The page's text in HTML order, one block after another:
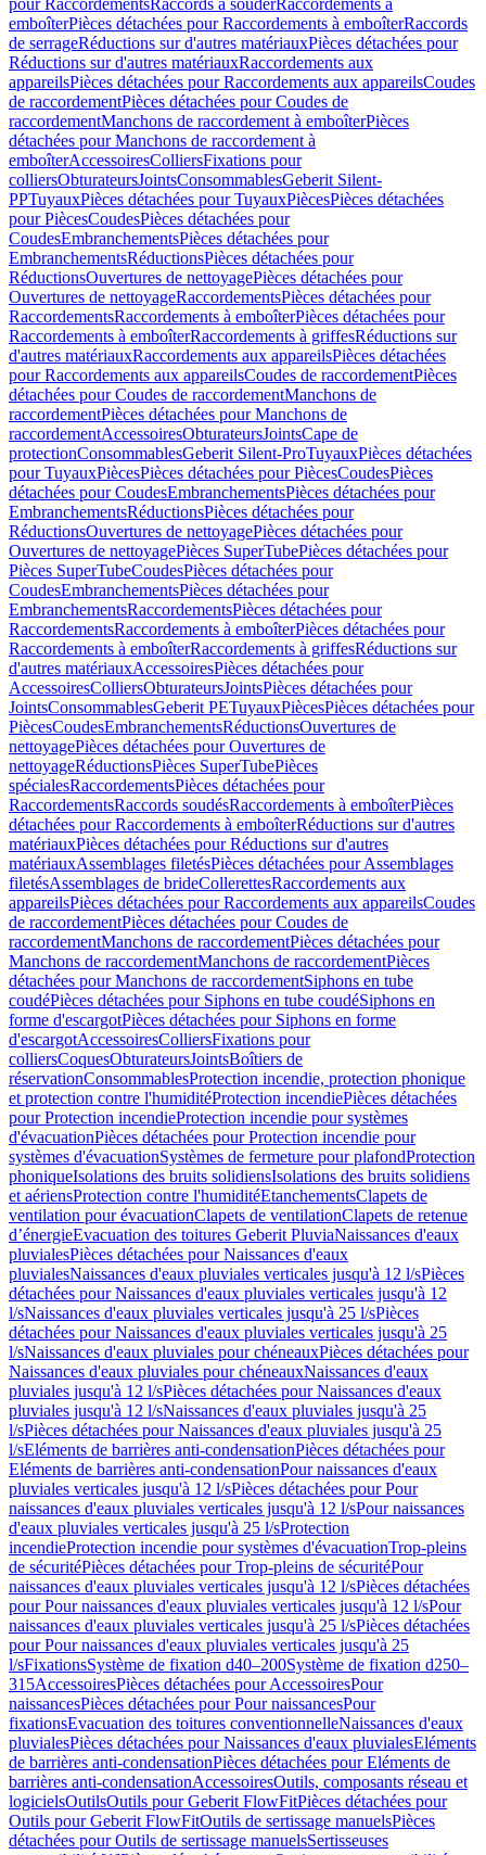
pour RaccordementsRaccords à souderRaccordements à
emboîterPièces détachées pour Raccordements à emboîterRaccords
de serrageRéductions sur d'autres matériauxPièces détachées pour
Réductions sur d'autres matériauxRaccordements aux
appareilsPièces détachées pour Raccordements aux appareilsCoudes
de raccordementPièces détachées pour Coudes de
raccordementManchons de raccordement à emboîterPièces
détachées pour Manchons de raccordement à
emboîterAccessoiresColliersFixations pour
colliersObturateursJointsConsommablesGeberit Silent-
PPTuyauxPièces détachées pour TuyauxPiècesPièces détachées
pour PiècesCoudesPièces détachées pour
CoudesEmbranchementsPièces détachées pour
EmbranchementsRéductionsPièces détachées pour
RéductionsOuvertures de nettoyagePièces détachées pour
Ouvertures de nettoyageRaccordementsPièces détachées pour
RaccordementsRaccordements à emboîterPièces détachées pour
Raccordements à emboîterRaccordements à griffesRéductions sur
d'autres matériauxRaccordements aux appareilsPièces détachées
pour Raccordements aux appareilsCoudes de raccordementPièces
détachées pour Coudes de raccordementManchons de
raccordementPièces détachées pour Manchons de
raccordementAccessoiresObturateursJointsCape de
protectionConsommablesGeberit Silent-ProTuyauxPièces détachées
pour TuyauxPiècesPièces détachées pour PiècesCoudesPièces
détachées pour CoudesEmbranchementsPièces détachées pour
EmbranchementsRéductionsPièces détachées pour
RéductionsOuvertures de nettoyagePièces détachées pour
Ouvertures de nettoyagePièces SuperTubePièces détachées pour
Pièces SuperTubeCoudesPièces détachées pour
CoudesEmbranchementsPièces détachées pour
EmbranchementsRaccordementsPièces détachées pour
RaccordementsRaccordements à emboîterPièces détachées pour
Raccordements à emboîterRaccordements à griffesRéductions sur
d'autres matériauxAccessoiresPièces détachées pour
AccessoiresColliersObturateursJointsPièces détachées pour
JointsConsommablesGeberit PETuyauxPiècesPièces détachées pour
PiècesCoudesEmbranchementsRéductionsOuvertures de
nettoyagePièces détachées pour Ouvertures de
nettoyageRéductionsPièces SuperTubePièces
spécialesRaccordementsPièces détachées pour
RaccordementsRaccords soudésRaccordements à emboîterPièces
détachées pour Raccordements à emboîterRéductions sur d'autres
matériauxPièces détachées pour Réductions sur d'autres
matériauxAssemblages filetésPièces détachées pour Assemblages
filetésAssemblages de brideCollerettesRaccordements aux
appareilsPièces détachées pour Raccordements aux appareilsCoudes
de raccordementPièces détachées pour Coudes de
raccordementManchons de raccordementPièces détachées pour
Manchons de raccordementManchons de raccordementPièces
détachées pour Manchons de raccordementSiphons en tube
coudéPièces détachées pour Siphons en tube coudéSiphons en
forme d'escargotPièces détachées pour Siphons en forme
d'escargotAccessoiresColliersFixations pour
colliersCoquesObturateursJointsBoîtiers de
réservationConsommablesProtection incendie, protection phonique
et protection contre l'humiditéProtection incendiePièces détachées
pour Protection incendieProtection incendie pour systèmes
d'évacuationPièces détachées pour Protection incendie pour
systèmes d'évacuationSystèmes de fermeture pour plafondProtection
phoniqueIsolations des bruits solidiensIsolations des bruits solidiens
et aériensProtection contre l'humiditéEtanchementsClapets de
ventilation pour évacuationClapets de ventilationClapets de retenue
d’énergieEvacuation des toitures Geberit PluviaNaissances d'eaux
pluvialesPièces détachées pour Naissances d'eaux
pluvialesNaissances d'eaux pluviales verticales jusqu'à 12 l/sPièces
détachées pour Naissances d'eaux pluviales verticales jusqu'à 12
l/sNaissances d'eaux pluviales verticales jusqu'à 25 l/sPièces
détachées pour Naissances d'eaux pluviales verticales jusqu'à 25
l/sNaissances d'eaux pluviales pour chéneauxPièces détachées pour
Naissances d'eaux pluviales pour chéneauxNaissances d'eaux
pluviales jusqu'à 12 l/sPièces détachées pour Naissances d'eaux
pluviales jusqu'à 12 l/sNaissances d'eaux pluviales jusqu'à 25
l/sPièces détachées pour Naissances d'eaux pluviales jusqu'à 25
l/sEléments de barrières anti-condensationPièces détachées pour
Eléments de barrières anti-condensationPour naissances d'eaux
pluviales verticales jusqu'à 12 l/sPièces détachées pour Pour
naissances d'eaux pluviales verticales jusqu'à 12 l/sPour naissances
d'eaux pluviales verticales jusqu'à 25 l/sProtection
incendieProtection incendie pour systèmes d'évacuationTrop-pleins
de sécuritéPièces détachées pour Trop-pleins de sécuritéPour
naissances d'eaux pluviales verticales jusqu'à 12 l/sPièces détachées
pour Pour naissances d'eaux pluviales verticales jusqu'à 12 l/sPour
naissances d'eaux pluviales verticales jusqu'à 25 l/sPièces détachées
pour Pour naissances d'eaux pluviales verticales jusqu'à 25
l/sFixationsSystème de fixation d40–200Système de fixation d250–
315AccessoiresPièces détachées pour AccessoiresPour
naissancesPièces détachées pour Pour naissancesPour
fixationsEvacuation des toitures conventionnelleNaissances d'eaux
pluvialesPièces détachées pour Naissances d'eaux pluvialesEléments
de barrières anti-condensationPièces détachées pour Eléments de
barrières anti-condensationAccessoiresOutils, composants réseau et
logicielsOutilsOutils pour Geberit FlowFitPièces détachées pour
Outils pour Geberit FlowFitOutils de sertissage manuelsPièces
détachées pour Outils de sertissage manuelsSertisseuses